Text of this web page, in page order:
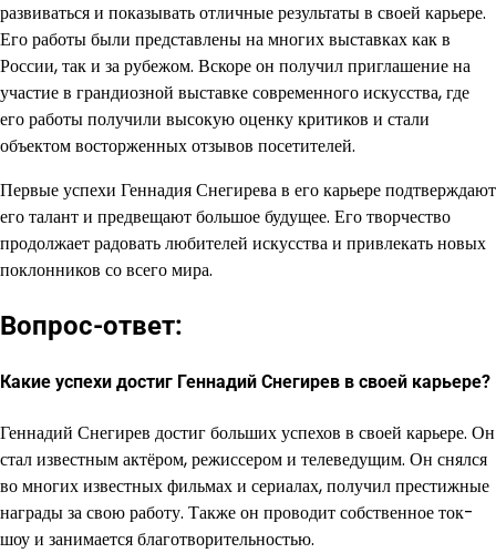
развиваться и показывать отличные результаты в своей карьере.
Его работы были представлены на многих выставках как в
России, так и за рубежом. Вскоре он получил приглашение на
участие в грандиозной выставке современного искусства, где
его работы получили высокую оценку критиков и стали
объектом восторженных отзывов посетителей.
Первые успехи Геннадия Снегирева в его карьере подтверждают
его талант и предвещают большое будущее. Его творчество
продолжает радовать любителей искусства и привлекать новых
поклонников со всего мира.
Вопрос-ответ:
Какие успехи достиг Геннадий Снегирев в своей карьере?
Геннадий Снегирев достиг больших успехов в своей карьере. Он
стал известным актёром, режиссером и телеведущим. Он снялся
во многих известных фильмах и сериалах, получил престижные
награды за свою работу. Также он проводит собственное ток-
шоу и занимается благотворительностью.